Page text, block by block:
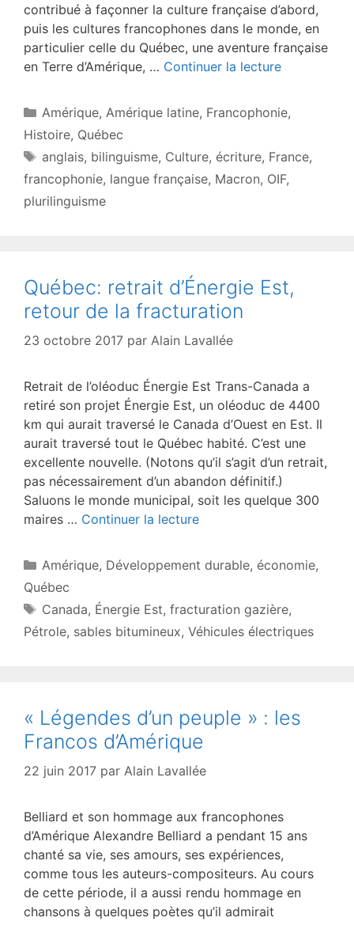
contribué à façonner la culture française d’abord,
puis les cultures francophones dans le monde, en
particulier celle du Québec, une aventure française
en Terre d’Amérique, … Continuer la lecture
Catégories
Amérique, Amérique latine, Francophonie,
Histoire, Québec
Étiquettes
anglais, bilinguisme, Culture, écriture, France,
francophonie, langue française, Macron, OIF,
plurilinguisme
Québec: retrait d’Énergie Est,
retour de la fracturation
23 octobre 2017 par Alain Lavallée
Retrait de l’oléoduc Énergie Est Trans-Canada a
retiré son projet Énergie Est, un oléoduc de 4400
km qui aurait traversé le Canada d’Ouest en Est. Il
aurait traversé tout le Québec habité. C’est une
excellente nouvelle. (Notons qu’il s’agit d’un retrait,
pas nécessairement d’un abandon définitif.)
Saluons le monde municipal, soit les quelque 300
maires … Continuer la lecture
Catégories
Amérique, Développement durable, économie,
Québec
Étiquettes
Canada, Énergie Est, fracturation gazière,
Pétrole, sables bitumineux, Véhicules électriques
« Légendes d’un peuple » : les
Francos d’Amérique
22 juin 2017 par Alain Lavallée
Belliard et son hommage aux francophones
d’Amérique Alexandre Belliard a pendant 15 ans
chanté sa vie, ses amours, ses expériences,
comme tous les auteurs-compositeurs. Au cours
de cette période, il a aussi rendu hommage en
chansons à quelques poètes qu’il admirait